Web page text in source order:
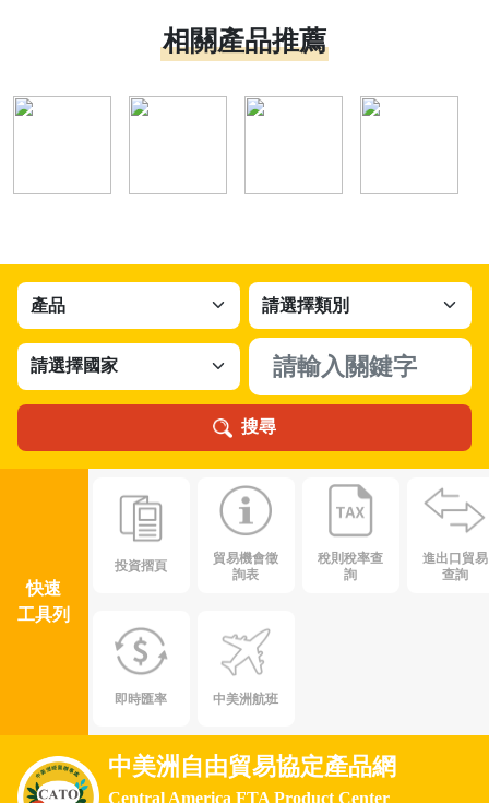
相關產品推薦
搜尋
快速
工具列
投資摺頁
貿易機會徵
詢表
稅則稅率查
詢
進出口貿易
查詢
即時匯率 中美洲航班
中美洲自由貿易協定產品網
Central America FTA Product Center